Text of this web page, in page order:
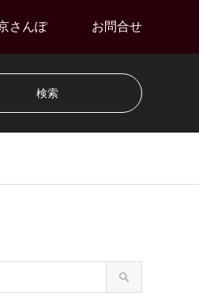
さんぽ お問合せ